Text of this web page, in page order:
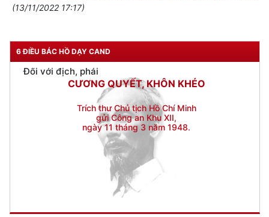
(13/11/2022 17:17)
6 ĐIỀU BÁC HỒ DẠY CAND
CƯƠNG QUYẾT, KHÔN KHÉO
Trích thư Chủ tịch Hồ Chí Minh
gửi Công an Khu XII,
ngày 11 tháng 3 năm 1948.